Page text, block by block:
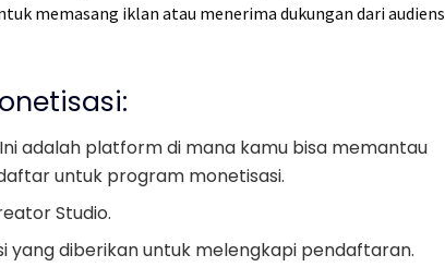
memasang iklan atau menerima dukungan dari audiens
adalah platform di mana kamu bisa memantau
untuk program monetisasi.
Studio.
yang diberikan untuk melengkapi pendaftaran.